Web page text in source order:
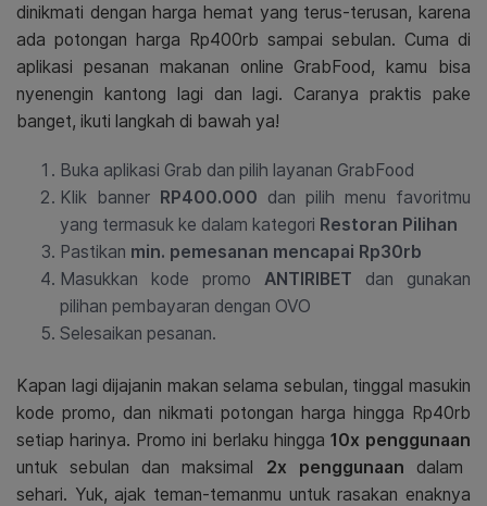
dinikmati dengan harga hemat yang terus-terusan, karena
ada potongan harga Rp400rb sampai sebulan. Cuma di
aplikasi pesanan makanan online GrabFood, kamu bisa
nyenengin kantong lagi dan lagi. Caranya praktis pake
banget, ikuti langkah di bawah ya!
Buka aplikasi Grab dan pilih layanan GrabFood
Klik banner RP400.000 dan pilih menu favoritmu
yang termasuk ke dalam kategori Restoran Pilihan
Pastikan min. pemesanan mencapai Rp30rb
Masukkan kode promo ANTIRIBET dan gunakan
pilihan pembayaran dengan OVO
Selesaikan pesanan.
Kapan lagi dijajanin makan selama sebulan, tinggal masukin
kode promo, dan nikmati potongan harga hingga Rp40rb
setiap harinya. Promo ini berlaku hingga 10x penggunaan
untuk sebulan dan maksimal 2x penggunaan dalam
sehari. Yuk, ajak teman-temanmu untuk rasakan enaknya